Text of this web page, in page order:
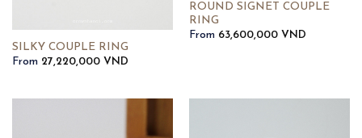
SILKY COUPLE RING
From 27,220,000 VND
ROUND SIGNET COUPLE
RING
From 63,600,000 VND